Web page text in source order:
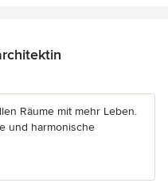
von 5 Sternen
Räume mit mehr Leben.
und harmonische